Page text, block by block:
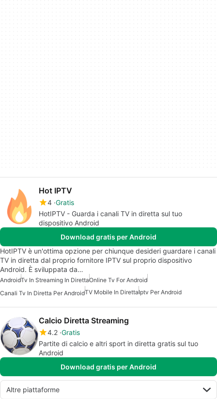
Hot IPTV
4 Gratis
HotIPTV - Guarda i canali TV in diretta sul tuo
dispositivo Android
Download gratis per Android
HotIPTV è un'ottima opzione per chiunque desideri guardare i canali
TV in diretta dal proprio fornitore IPTV sul proprio dispositivo
Android. È sviluppata da…
AndroidTv In Streaming In DirettaOnline Tv For Android
Canali Tv In Diretta Per AndroidTV Mobile In DirettaIptv Per Android
Calcio Diretta Streaming
4.2 Gratis
Partite di calcio e altri sport in diretta gratis sul tuo
Android
Download gratis per Android
Altre piattaforme